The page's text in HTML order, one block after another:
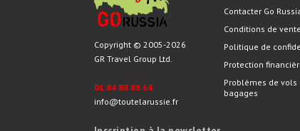
Copyright © 2005-2026
GR Travel Group Ltd.
01 84 88 88 64
info@toutelarussie.fr
Contacter Go
Conditions de vente
Politique de
Protection
Problèmes de vols
bagages